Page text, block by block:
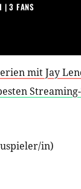
| 3 FANS
mit Jay
in)